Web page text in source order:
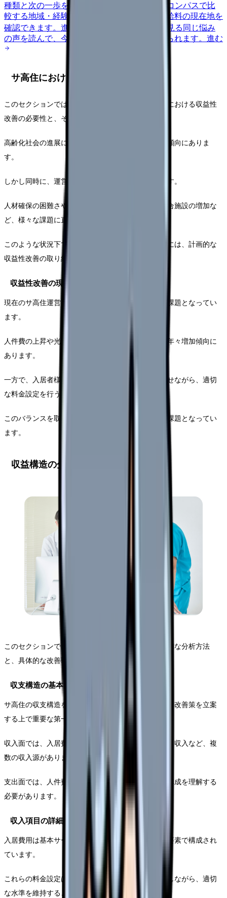
種類と次の一歩を整理します。
給料コンパスで比
較する地域・経験年数・施設形態から、今の給料の現在地を
確認できます。 進む 匿名掲示板で本音を見る 同じ悩み
の声を読んで、今の職場だけの問題か確かめられます。 進む
サ高住における収益性改善の重要性
このセクションでは、サービス付き高齢者向け住宅における収益性
改善の必要性と、その重要性について解説します。
高齢化社会の進展に伴い、サ高住の需要は年々増加傾向にありま
す。
しかし同時に、運営環境は年々厳しさを増しています。
人材確保の困難さや運営コストの上昇、さらには競合施設の増加な
ど、様々な課題に直面しています。
このような状況下で持続可能な経営を実現するためには、計画的な
収益性改善の取り組みが不可欠となっています。
収益性改善の現状と課題
現在のサ高住運営において、収益性の改善は喫緊の課題となってい
ます。
人件費の上昇や光熱費の高騰により、運営コストは年々増加傾向に
あります。
一方で、入居者様へのサービス品質を維持・向上させながら、適切
な料金設定を行う必要があります。
このバランスを取ることが、経営者にとって大きな課題となってい
ます。
収益構造の分析と改善戦略
このセクションでは、サ高住における収益構造の詳細な分析方法
と、具体的な改善戦略について解説します。
収支構造の基本的な考え方
サ高住の収支構造を正確に把握することは、効果的な改善策を立案
する上で重要な第一歩となります。
収入面では、入居費用や介護保険収入、各種サービス収入など、複
数の収入源があります。
支出面では、人件費を始めとする固定費と変動費の構成を理解する
必要があります。
収入項目の詳細分析
入居費用は基本サービス費、共益費、食事費などの要素で構成され
ています。
これらの料金設定は、立地や競合施設の状況を考慮しながら、適切
な水準を維持することが重要です。